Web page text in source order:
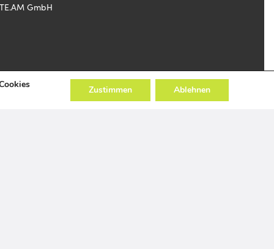
TE.AM GmbH
Zustimmen Ablehnen